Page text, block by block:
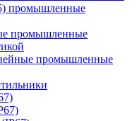
промышленные
промышленные
промышленные